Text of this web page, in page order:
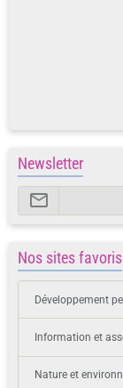
Newsletter
Nos sites favoris
Développement
Information et
Nature et